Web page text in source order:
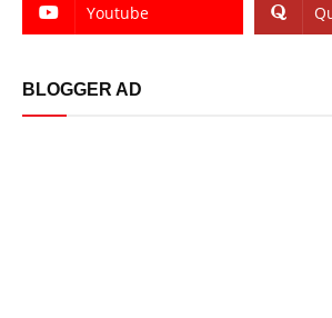
Youtube
BLOGGER AD